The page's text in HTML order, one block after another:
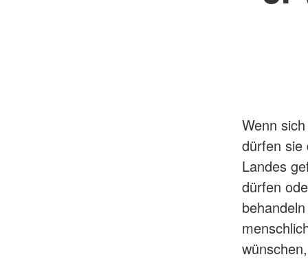
Wenn
dürfen sie
Landes
dürfen